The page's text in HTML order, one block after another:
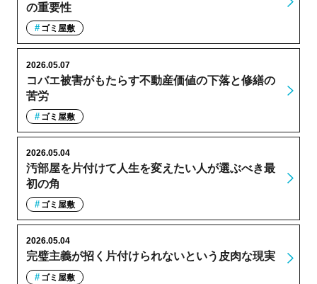
の重要性
ゴミ屋敷
コバエ被害がもたらす不動産価値の下落と修繕の
苦労
2026.05.07
ゴミ屋敷
汚部屋を片付けて人生を変えたい人が選ぶべき最
初の角
2026.05.04
ゴミ屋敷
完璧主義が招く片付けられないという皮肉な現実
2026.05.04
ゴミ屋敷